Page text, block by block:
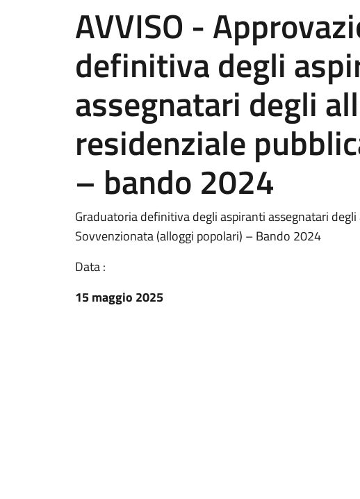
AVVISO -
definitiva degli
assegnatari degli
residenziale
– bando 2024
Graduatoria definitiva degli aspiranti assegnatari
Sovvenzionata (alloggi popolari) – Bando 2024
Data :
15 maggio 2025